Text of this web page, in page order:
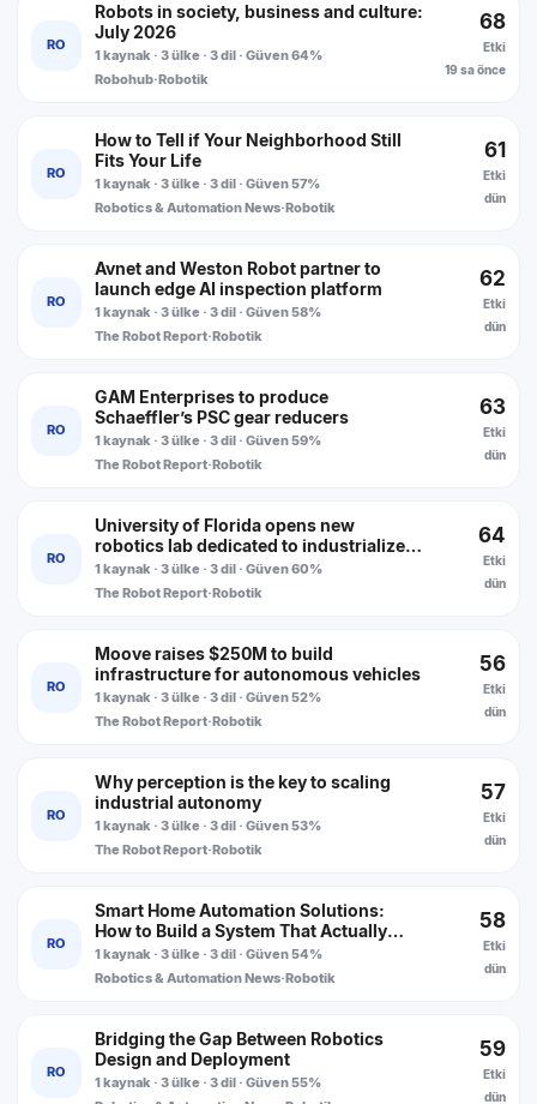
RO
Robots in society, business and culture:
July 2026
1 kaynak · 3 ülke · 3 dil · Güven 64%
Robohub·Robotik
68
Etki
19 sa önce
RO
How to Tell if Your Neighborhood Still
Fits Your Life
1 kaynak · 3 ülke · 3 dil · Güven 57%
Robotics & Automation News·Robotik
61
Etki
dün
RO
Avnet and Weston Robot partner to
launch edge AI inspection platform
1 kaynak · 3 ülke · 3 dil · Güven 58%
The Robot Report·Robotik
62
Etki
dün
RO
GAM Enterprises to produce
Schaeffler’s PSC gear reducers
1 kaynak · 3 ülke · 3 dil · Güven 59%
The Robot Report·Robotik
63
Etki
dün
RO
University of Florida opens new
robotics lab dedicated to industrialized
construction
1 kaynak · 3 ülke · 3 dil · Güven 60%
The Robot Report·Robotik
64
Etki
dün
RO
Moove raises $250M to build
infrastructure for autonomous vehicles
1 kaynak · 3 ülke · 3 dil · Güven 52%
The Robot Report·Robotik
56
Etki
dün
RO
Why perception is the key to scaling
industrial autonomy
1 kaynak · 3 ülke · 3 dil · Güven 53%
The Robot Report·Robotik
57
Etki
dün
RO
Smart Home Automation Solutions:
How to Build a System That Actually
Works Together
1 kaynak · 3 ülke · 3 dil · Güven 54%
Robotics & Automation News·Robotik
58
Etki
dün
RO
Bridging the Gap Between Robotics
Design and Deployment
1 kaynak · 3 ülke · 3 dil · Güven 55%
59
Etki
dün